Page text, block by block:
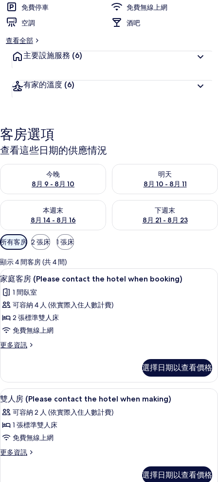
免費停車
免費無線上網
空調
酒吧
查看全部
主要設施服務 (6)
有家的溫度 (6)
客房選項
查看這些日期的供應情況
今晚
8月 9 - 8月 10
查看今晚 (8月 9 - 8月 10) 的供應情況
明天
8月 10 - 8月 11
查看明天 (8月 10 - 8月 11) 的
本週末
8月 14 - 8月 16
查看本週末 (8月 14 - 8月 16) 的供應情況
下週末
8月 21 - 8月 23
查看下週末 (8月 21 - 8月 23)
可
用
的
客
房
篩
選
條
所有客房 2 張床 1 張床
顯示 4 間客房 (共 4 間)
顯
示
家
庭
客
(Please
hotel
when
booking)
的
所
有
相
家庭客房 (Please contact the hotel
13
家庭客房 (Please contact the hotel when booking)
1 間臥室
可容納 4 人 (依實際入住人數計費)
2 張標準雙人床
免費無線上網
更多資訊
更
客
房
(Please
contact
the
hotel
when
booking)
的
詳
選擇日期以查看價格
顯
示
雙
人
(Please
雙人房 (Please contact the hotel
9
雙人房 (Please contact the hotel when making)
可容納 2 人 (依實際入住人數計費)
1 張標準雙人床
免費無線上網
更多資訊
更
選擇日期以查看價格